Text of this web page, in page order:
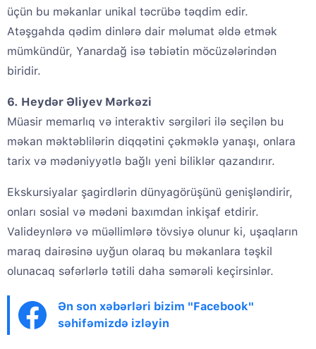
üçün bu məkanlar unikal təcrübə təqdim edir.
Atəşgahda qədim dinlərə dair məlumat əldə etmək
mümkündür, Yanardağ isə təbiətin möcüzələrindən
biridir.
6. Heydər Əliyev Mərkəzi
Müasir memarlıq və interaktiv sərgiləri ilə seçilən bu
məkan məktəblilərin diqqətini çəkməklə yanaşı, onlara
tarix və mədəniyyətlə bağlı yeni biliklər qazandırır.
Ekskursiyalar şagirdlərin dünyagörüşünü genişləndirir,
onları sosial və mədəni baxımdan inkişaf etdirir.
Valideynlərə və müəllimlərə tövsiyə olunur ki, uşaqların
maraq dairəsinə uyğun olaraq bu məkanlara təşkil
olunacaq səfərlərlə tətili daha səmərəli keçirsinlər.
Ən son xəbərləri bizim "Facebook"
səhifəmizdə izləyin